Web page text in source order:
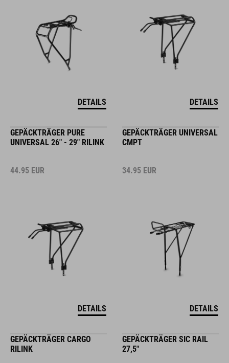
DETAILS DETAILS
GEPÄCKTRÄGER PURE
UNIVERSAL 26" - 29" RILINK
44.95 EUR
DETAILS
GEPÄCKTRÄGER UNIVERSAL
CMPT
34.95 EUR
DETAILS
GEPÄCKTRÄGER CARGO
RILINK
GEPÄCKTRÄGER SIC RAIL
27,5"